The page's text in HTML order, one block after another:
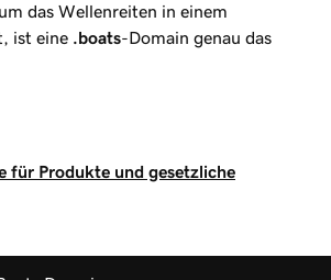
das Wellenreiten in einem
ist eine .boats-Domain genau das
für Produkte und gesetzliche